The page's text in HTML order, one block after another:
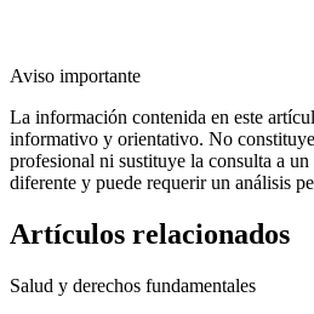
Aviso importante
La información contenida en este
informativo y orientativo. No
profesional ni sustituye la consulta a
diferente y puede requerir un análisis
Artículos relacionados
Salud y derechos fundamentales